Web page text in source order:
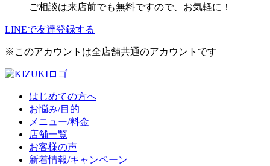
ご相談は来店前でも無料ですので、お気軽に！
LINEで友達登録する
※このアカウントは全店舗共通のアカウントです
はじめての方へ
お悩み/目的
メニュー/料金
店舗一覧
お客様の声
新着情報/キャンペーン